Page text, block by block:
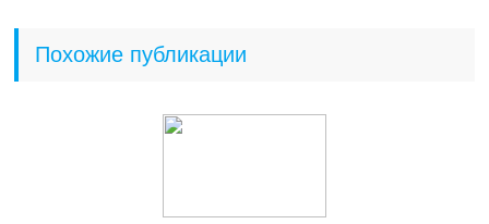
Похожие публикации